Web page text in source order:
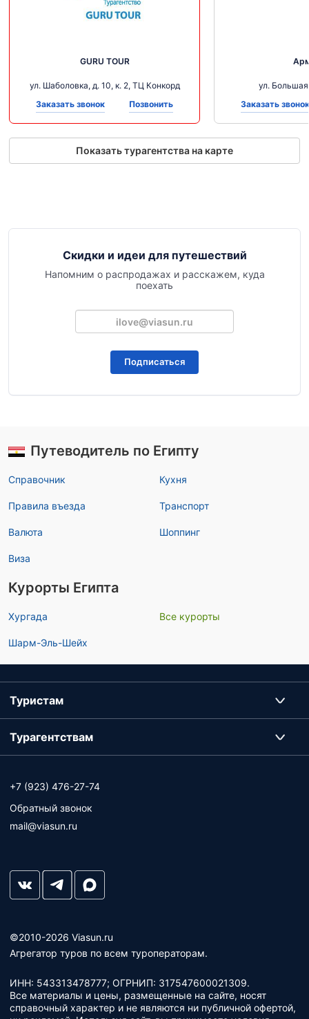
GURU TOUR
ул. Шаболовка, д. 10, к. 2, ТЦ Конкорд
Заказать звонок
Позвонить
ул.
Заказать звонок
Показать турагентства на карте
Скидки и идеи для путешествий
Напомним о распродажах и расскажем, куда
поехать
Подписаться
Путеводитель по Египту
Справочник
Правила въезда
Валюта
Виза
Кухня
Транспорт
Шоппинг
Курорты Египта
Хургада
Шарм-Эль-Шейх
Все курорты
©2010-2026 Viasun.ru
Агрегатор туров по всем туроператорам.
ИНН: 543313478777; ОГРНИП: 317547600021309.
Все материалы и цены, размещенные на сайте, носят
справочный характер и не являются ни публичной офертой,
Туристам
Турагентствам
+7 (923) 476-27-74
Обратный звонок
mail@viasun.ru